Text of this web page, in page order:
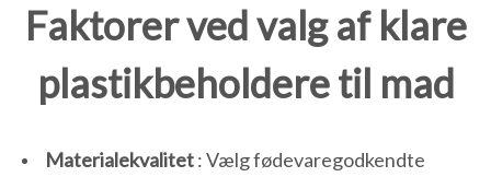
Faktorer ved valg af klare
plastikbeholdere til mad
Materialekvalitet: Vælg fødevaregodkendte